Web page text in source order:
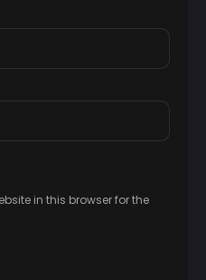
in this browser for the